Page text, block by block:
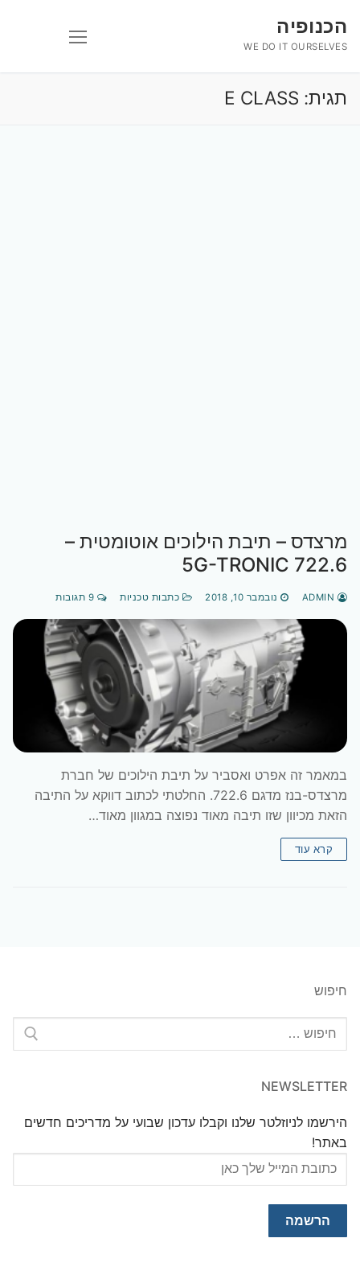
לתוכןהכנופיה
WE DO IT OURSELVES
תגית: E CLASS
מרצדס – תיבת הילוכים אוטומטית –
722.6 5G-TRONIC
נובמבר 10, 2018 כתבות טכניות
במאמר זה אפרט ואסביר על תיבת הילוכים של חברת
מרצדס-בנז מדגם 722.6. החלטתי לכתוב דווקא על התיבה
הזאת מכיוון שזו תיבה מאוד נפוצה במגוון מאוד…
קרא עוד
חיפוש
חפש:
NEWSLETTER
הירשמו לניוזלטר שלנו וקבלו עדכון שבועי על מדריכים חדשים
באתר!